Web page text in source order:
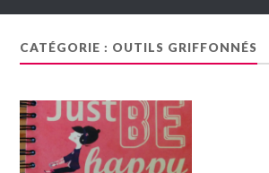
CATÉGORIE : OUTILS GRIFFONNÉS